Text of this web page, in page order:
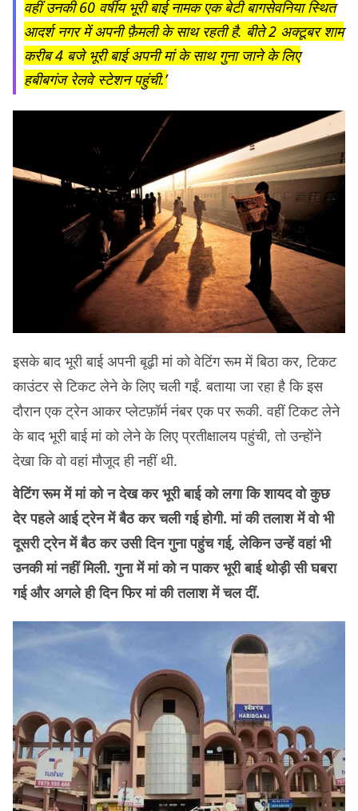
वहीं उनकी 60 वर्षीय भूरी बाई नामक एक बेटी बागसेवनिया स्थित
आदर्श नगर में अपनी फ़ैमली के साथ रहती है. बीते 2 अक्टूबर शाम
करीब 4 बजे भूरी बाई अपनी मां के साथ गुना जाने के लिए
हबीबगंज रेलवे स्टेशन पहुंची.’
इसके बाद भूरी बाई अपनी बूढ़ी मां को वेटिंग रूम में बिठा कर, टिकट
काउंटर से टिकट लेने के लिए चली गईं. बताया जा रहा है कि इस
दौरान एक ट्रेन आकर प्लेटफ़ॉर्म नंबर एक पर रूकी. वहीं टिकट लेने
के बाद भूरी बाई मां को लेने के लिए प्रतीक्षालय पहुंची, तो उन्होंने
देखा कि वो वहां मौजूद ही नहीं थी.
वेटिंग रूम में मां को न देख कर भूरी बाई को लगा कि शायद वो कुछ
देर पहले आई ट्रेन में बैठ कर चली गई होगी. मां की तलाश में वो भी
दूसरी ट्रेन में बैठ कर उसी दिन गुना पहुंच गई, लेकिन उन्हें वहां भी
उनकी मां नहीं मिली. गुना में मां को न पाकर भूरी बाई थोड़ी सी घबरा
गई और अगले ही दिन फिर मां की तलाश में चल दीं.